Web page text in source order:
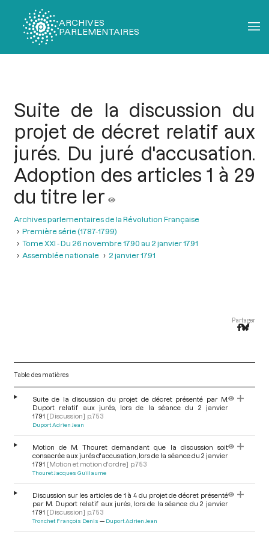
ARCHIVES
PARLEMENTAIRES
Suite de la discussion du
projet de décret relatif aux
jurés. Du juré d'accusation.
Adoption des articles 1 à 29
du titre Ier
Archives parlementaires de la Révolution Française
Première série (1787-1799)
Tome XXI - Du 26 novembre 1790 au 2 janvier 1791
Assemblée nationale
2 janvier 1791
Partager
Table des matières
Suite de la discussion du projet de décret présenté par M.
Duport relatif aux jurés, lors de la séance du 2 janvier
1791 [Discussion] p.753
Duport Adrien Jean
Motion de M. Thouret demandant que la discussion soit
consacrée aux jurés d'accusation, lors de la séance du 2 janvier
1791 [Motion et motion d'ordre] p.753
Thouret Jacques Guillaume
Discussion sur les articles de 1 à 4 du projet de décret présenté
par M. Duport relatif aux jurés, lors de la séance du 2 janvier
1791 [Discussion] p.753
Tronchet François Denis Duport Adrien Jean